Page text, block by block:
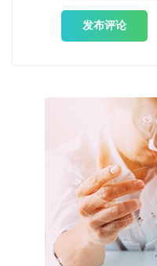
发布评论